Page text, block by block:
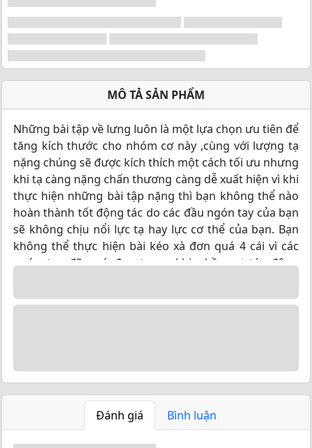
MÔ TẢ SẢN PHẨM
Những bài tập về lưng luôn là một lựa chọn ưu tiên để
tăng kích thước cho nhóm cơ này ,cùng với lượng tạ
nặng chúng sẽ được kích thích một cách tối ưu nhưng
khi tạ càng nặng chấn thương càng dễ xuất hiện vì khi
thực hiện những bài tập nặng thì bạn không thể nào
hoàn thành tốt động tác do các đầu ngón tay của bạn
sẽ không chịu nổi lực tạ hay lực cơ thể của bạn. Bạn
không thể thực hiện bài kéo xà đơn quá 4 cái vì các
ngón tay đã quá đau trong khi phần cơ tác động
trong tất cả chúng ta đều cần trang bị dây kéo lưng
Đánh giá Bình luận